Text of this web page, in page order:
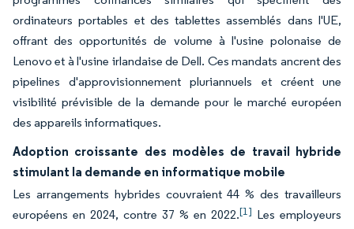
ordinateurs portables et des tablettes assemblés dans l'UE,
offrant des opportunités de volume à l'usine polonaise de
Lenovo et à l'usine irlandaise de Dell. Ces mandats ancrent des
pipelines d'approvisionnement pluriannuels et créent une
visibilité prévisible de la demande pour le marché européen
des appareils informatiques.
Adoption croissante des modèles de travail hybride
stimulant la demande en informatique mobile
Les arrangements hybrides couvraient 44 % des travailleurs
européens en 2024, contre 37 % en 2022.[1] Les employeurs